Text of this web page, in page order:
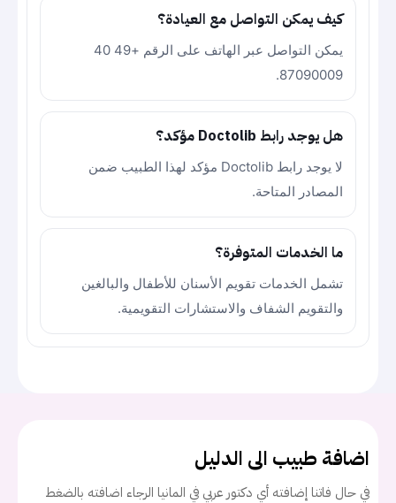
كيف يمكن التواصل مع العيادة؟
يمكن التواصل عبر الهاتف على الرقم +49 40
87090009.
هل يوجد رابط Doctolib مؤكد؟
لا يوجد رابط Doctolib مؤكد لهذا الطبيب ضمن
المصادر المتاحة.
ما الخدمات المتوفرة؟
تشمل الخدمات تقويم الأسنان للأطفال والبالغين
والتقويم الشفاف والاستشارات التقويمية.
اضافة طبيب الى الدليل
في حال فاتنا إضافته أي دكتور عربي في المانيا الرجاء اضافته بالضغط